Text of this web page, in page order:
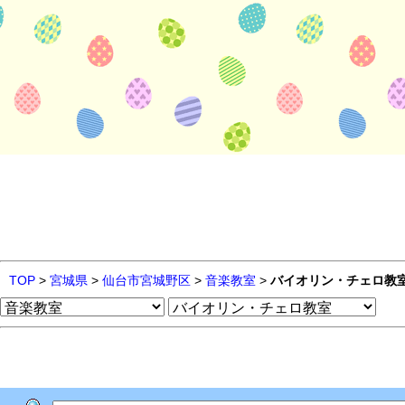
TOP > 宮城県 > 仙台市宮城野区 > 音楽教室 > バイオリン・チェロ教